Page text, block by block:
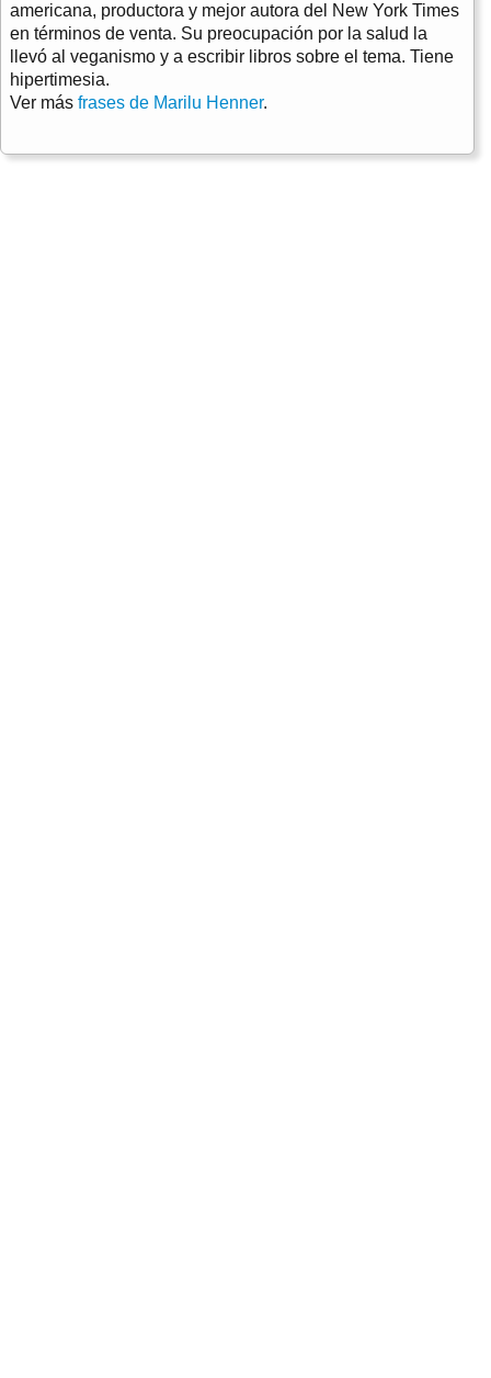
americana, productora y mejor autora del New York Times
en términos de venta. Su preocupación por la salud la
llevó al veganismo y a escribir libros sobre el tema. Tiene
hipertimesia.
Ver más frases de Marilu Henner.